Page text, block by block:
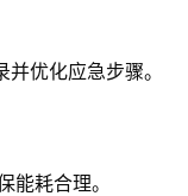
优化应急步骤。
能耗合理。